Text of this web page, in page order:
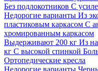
Без подлокотников С
Недорогие варианты Из
пластиковым каркасом С
хромированным каркасом
Выдерживают 200 кг Из
кг С высокой спинкой
Ортопедические кресла
Недорогие варианты